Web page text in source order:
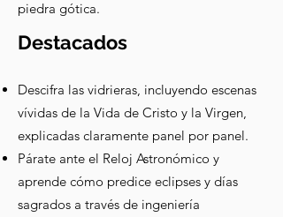
piedra gótica.
Destacados
Descifra las vidrieras, incluyendo escenas
vívidas de la Vida de Cristo y la Virgen,
explicadas claramente panel por panel.
Párate ante el Reloj Astronómico y
aprende cómo predice eclipses y días
sagrados a través de ingeniería